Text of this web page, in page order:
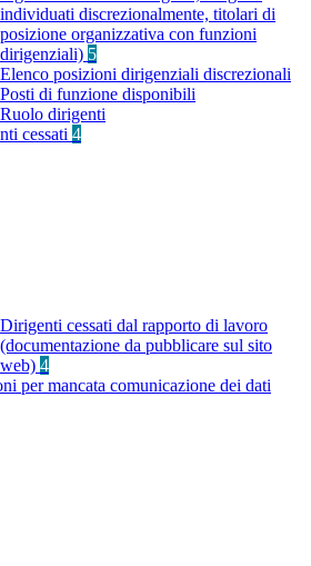
individuati discrezionalmente, titolari di
posizione organizzativa con funzioni
dirigenziali) 5
Elenco posizioni dirigenziali discrezionali
Posti di funzione disponibili
Ruolo dirigenti
cessati 4
Dirigenti cessati dal rapporto di lavoro
(documentazione da pubblicare sul sito
web) 4
per mancata comunicazione dei dati